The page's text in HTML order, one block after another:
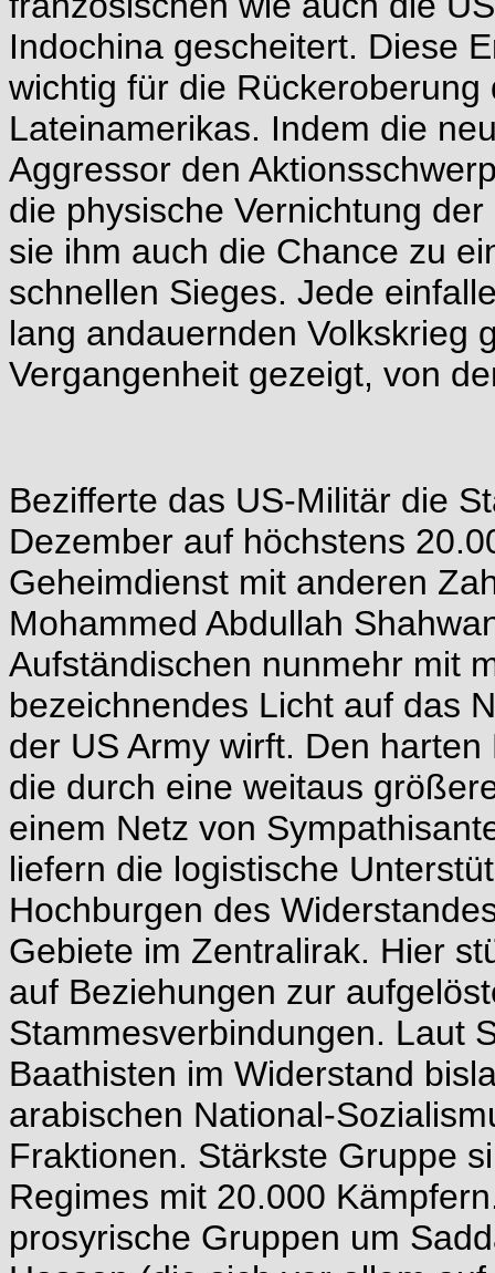
Indochina gescheitert. Diese
wichtig für die
Lateinamerikas. Indem die
Aggressor den
die physische Vernichtung
sie ihm auch die Chance zu
schnellen Sieges. Jede
lang andauernden Volkskrieg
Vergangenheit gezeigt, von
Bezifferte das US-Militär die
Dezember auf höchstens
Geheimdienst mit anderen
Mohammed Abdullah
Aufständischen nunmehr mit
bezeichnendes Licht auf das
der US Army wirft. Den
die durch eine weitaus
einem Netz von
liefern die logistische
Hochburgen des
Gebiete im Zentralirak. Hier
auf Beziehungen zur
Stammesverbindungen. Laut
Baathisten im Widerstand
arabischen National-
Fraktionen. Stärkste Gruppe
Regimes mit 20.000
prosyrische Gruppen um